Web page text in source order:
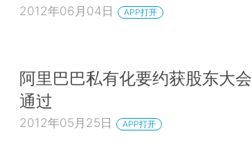
2012年06月04日 APP打开
阿里巴巴私有化要约获股东大会
通过
2012年05月25日 APP打开